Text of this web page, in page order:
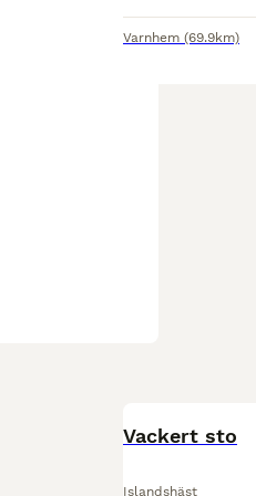
Varnhem (69.9km)
Vackert sto
Islandshäst